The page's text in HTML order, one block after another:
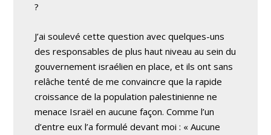
?
J’ai soulevé cette question avec quelques-uns
des responsables de plus haut niveau au sein du
gouvernement israélien en place, et ils ont sans
relâche tenté de me convaincre que la rapide
croissance de la population palestinienne ne
menace Israël en aucune façon. Comme l’un
d’entre eux l’a formulé devant moi : « Aucune